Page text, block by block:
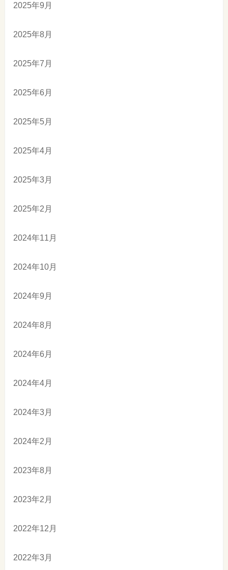
2025年9月
2025年8月
2025年7月
2025年6月
2025年5月
2025年4月
2025年3月
2025年2月
2024年11月
2024年10月
2024年9月
2024年8月
2024年6月
2024年4月
2024年3月
2024年2月
2023年8月
2023年2月
2022年12月
2022年3月